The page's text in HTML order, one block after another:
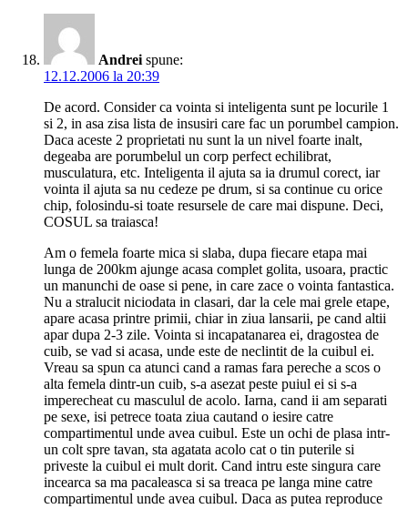
Andrei spune:
12.12.2006 la 20:39
De acord. Consider ca vointa si inteligenta sunt pe locurile 1
si 2, in asa zisa lista de insusiri care fac un porumbel campion.
Daca aceste 2 proprietati nu sunt la un nivel foarte inalt,
degeaba are porumbelul un corp perfect echilibrat,
musculatura, etc. Inteligenta il ajuta sa ia drumul corect, iar
vointa il ajuta sa nu cedeze pe drum, si sa continue cu orice
chip, folosindu-si toate resursele de care mai dispune. Deci,
COSUL sa traiasca!
Am o femela foarte mica si slaba, dupa fiecare etapa mai
lunga de 200km ajunge acasa complet golita, usoara, practic
un manunchi de oase si pene, in care zace o vointa fantastica.
Nu a stralucit niciodata in clasari, dar la cele mai grele etape,
apare acasa printre primii, chiar in ziua lansarii, pe cand altii
apar dupa 2-3 zile. Vointa si incapatanarea ei, dragostea de
cuib, se vad si acasa, unde este de neclintit de la cuibul ei.
Vreau sa spun ca atunci cand a ramas fara pereche a scos o
alta femela dintr-un cuib, s-a asezat peste puiul ei si s-a
imperecheat cu masculul de acolo. Iarna, cand ii am separati
pe sexe, isi petrece toata ziua cautand o iesire catre
compartimentul unde avea cuibul. Este un ochi de plasa intr-
un colt spre tavan, sta agatata acolo cat o tin puterile si
priveste la cuibul ei mult dorit. Cand intru este singura care
incearca sa ma pacaleasca si sa treaca pe langa mine catre
compartimentul unde avea cuibul. Daca as putea reproduce